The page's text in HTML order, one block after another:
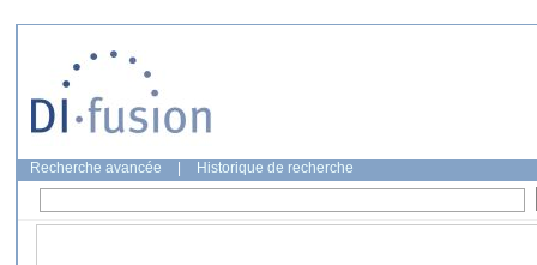
Recherche avancée Historique de recherche